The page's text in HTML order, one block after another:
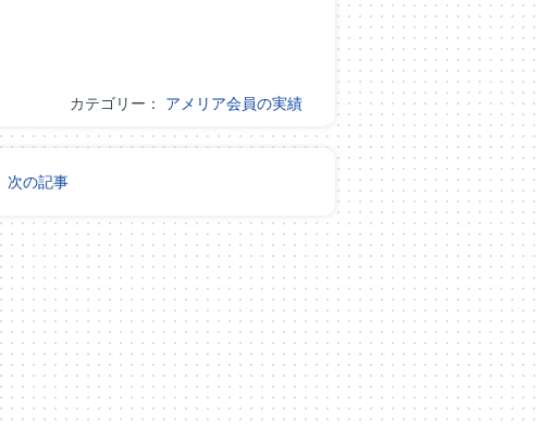
カテゴリー： アメリア会員の実績
次の記事